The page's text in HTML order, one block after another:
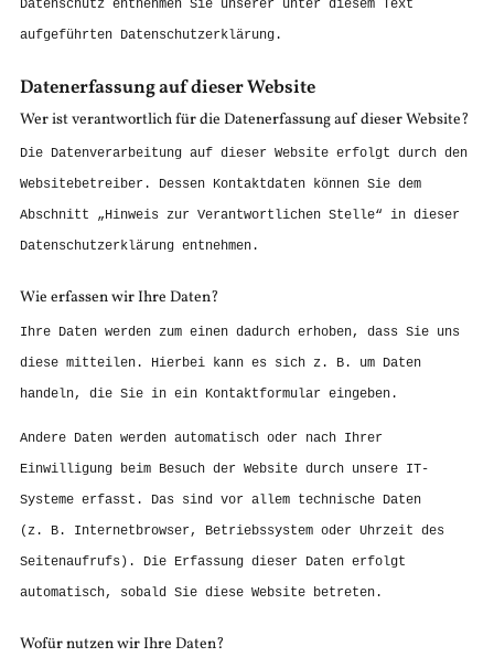
Datenschutz entnehmen Sie unserer unter diesem Text
aufgeführten Datenschutzerklärung.
Datenerfassung auf dieser Website
Wer ist verantwortlich für die Datenerfassung auf dieser Website?
Die Datenverarbeitung auf dieser Website erfolgt durch den
Websitebetreiber. Dessen Kontaktdaten können Sie dem
Abschnitt „Hinweis zur Verantwortlichen Stelle“ in dieser
Datenschutzerklärung entnehmen.
Wie erfassen wir Ihre Daten?
Ihre Daten werden zum einen dadurch erhoben, dass Sie uns
diese mitteilen. Hierbei kann es sich z. B. um Daten
handeln, die Sie in ein Kontaktformular eingeben.
Andere Daten werden automatisch oder nach Ihrer
Einwilligung beim Besuch der Website durch unsere IT-
Systeme erfasst. Das sind vor allem technische Daten
(z. B. Internetbrowser, Betriebssystem oder Uhrzeit des
Seitenaufrufs). Die Erfassung dieser Daten erfolgt
automatisch, sobald Sie diese Website betreten.
Wofür nutzen wir Ihre Daten?